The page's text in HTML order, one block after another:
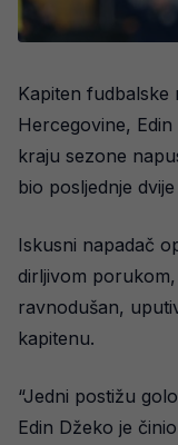
Kapiten fudbalske
Hercegovine,
kraju sezone
bio posljednje
Iskusni napadač
dirljivom
ravnodušan,
kapitenu.
“Jedni postižu
Edin Džeko je